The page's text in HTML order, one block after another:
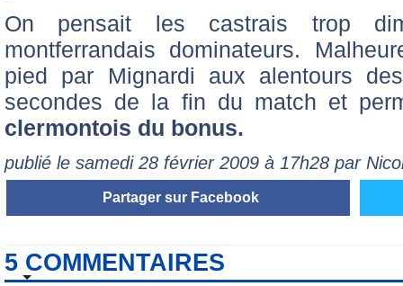
On pensait les castrais trop
montferrandais dominateurs.
pied par Mignardi aux alentours
secondes de la fin du match et
clermontois du bonus.
publié le samedi 28 février 2009 à 17h28 par
Partager sur Facebook
5 COMMENTAIRES